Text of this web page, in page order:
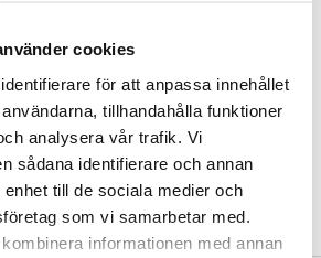
cookies
för att anpassa innehållet
tillhandahålla funktioner
analysera vår trafik. Vi
sådana identifierare och annan
till de sociala medier och
som vi samarbetar med.
informationen med annan